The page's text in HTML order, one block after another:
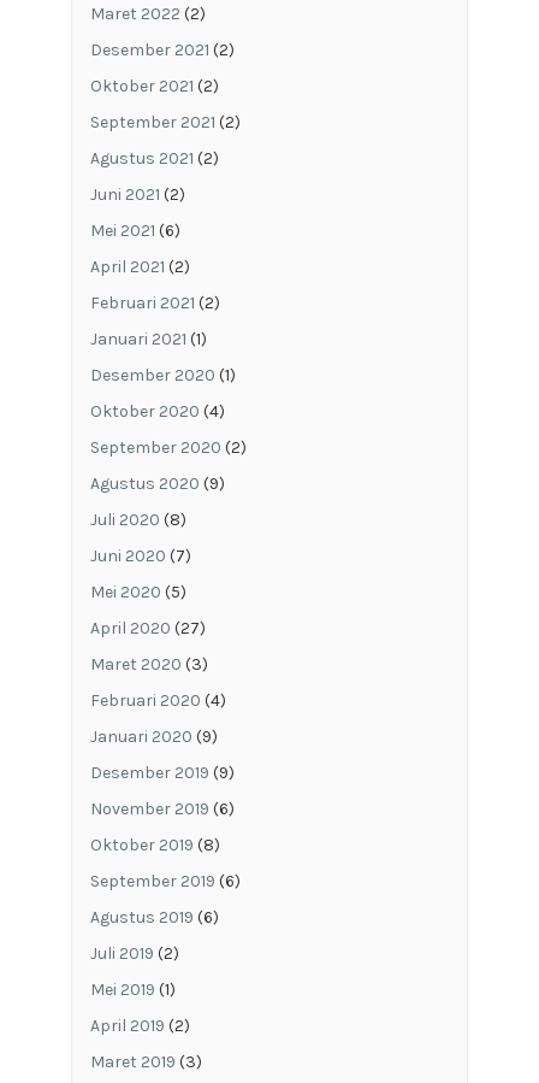
Maret 2022 (2)
Desember 2021 (2)
Oktober 2021 (2)
September 2021 (2)
Agustus 2021 (2)
Juni 2021 (2)
Mei 2021 (6)
April 2021 (2)
Februari 2021 (2)
Januari 2021 (1)
Desember 2020 (1)
Oktober 2020 (4)
September 2020 (2)
Agustus 2020 (9)
Juli 2020 (8)
Juni 2020 (7)
Mei 2020 (5)
April 2020 (27)
Maret 2020 (3)
Februari 2020 (4)
Januari 2020 (9)
Desember 2019 (9)
November 2019 (6)
Oktober 2019 (8)
September 2019 (6)
Agustus 2019 (6)
Juli 2019 (2)
Mei 2019 (1)
April 2019 (2)
Maret 2019 (3)